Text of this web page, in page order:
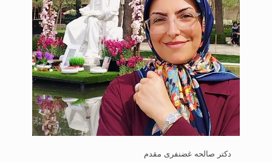
دکتر صالحه غضنفری مقدم